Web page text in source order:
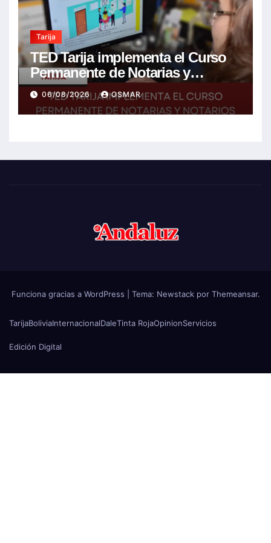
Tarija
TED Tarija implementa el Curso
Permanente de Notarias y
Notarios Electorales 2026
06/08/2026 OSMAR
Funciona gracias a WordPress Tema: Newstackpor Themeansar.
TarijaBoliviaInternacionalDaleTinta RojaOpinionServicios
Edición Digital